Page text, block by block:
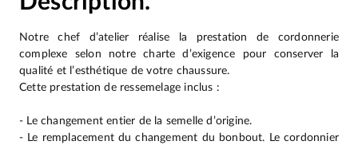
Notre chef d’atelier réalise la prestation de cordonnerie
complexe selon notre charte d’exigence pour conserver la
qualité et l’esthétique de votre chaussure.
Cette prestation de ressemelage inclus :
- Le changement entier de la semelle d’origine.
- Le remplacement du changement du bonbout. Le cordonnier